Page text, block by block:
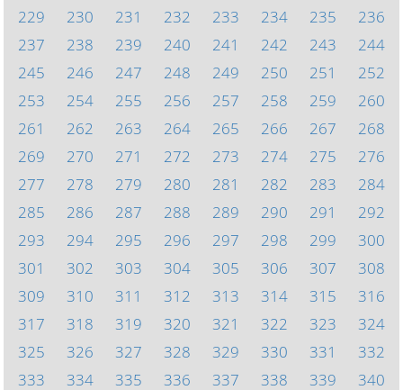
229
230 231 232 233 234 235
236
237
238 239 240 241 242 243
244
245
246 247 248 249 250 251
252
253
254 255 256 257 258 259
260
261
262 263 264 265 266 267
268
269
270 271 272 273 274 275
276
277
278 279 280 281 282 283
284
285
286 287 288 289 290 291
292
293
294 295 296 297 298 299
300
301
302 303 304 305 306 307
308
309
310 311 312 313 314 315
316
317
318 319 320 321 322 323
324
325
326 327 328 329 330 331
332
333
334 335 336 337 338 339 340